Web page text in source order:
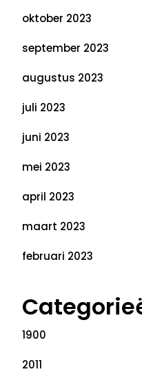
oktober 2023
september 2023
augustus 2023
juli 2023
juni 2023
mei 2023
april 2023
maart 2023
februari 2023
1900
2011